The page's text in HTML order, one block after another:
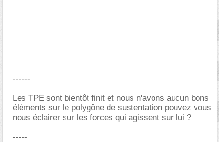
------
Les TPE sont bientôt finit et nous n'avons aucun bons
éléments sur le polygône de sustentation pouvez vous
nous éclairer sur les forces qui agissent sur lui ?
-----